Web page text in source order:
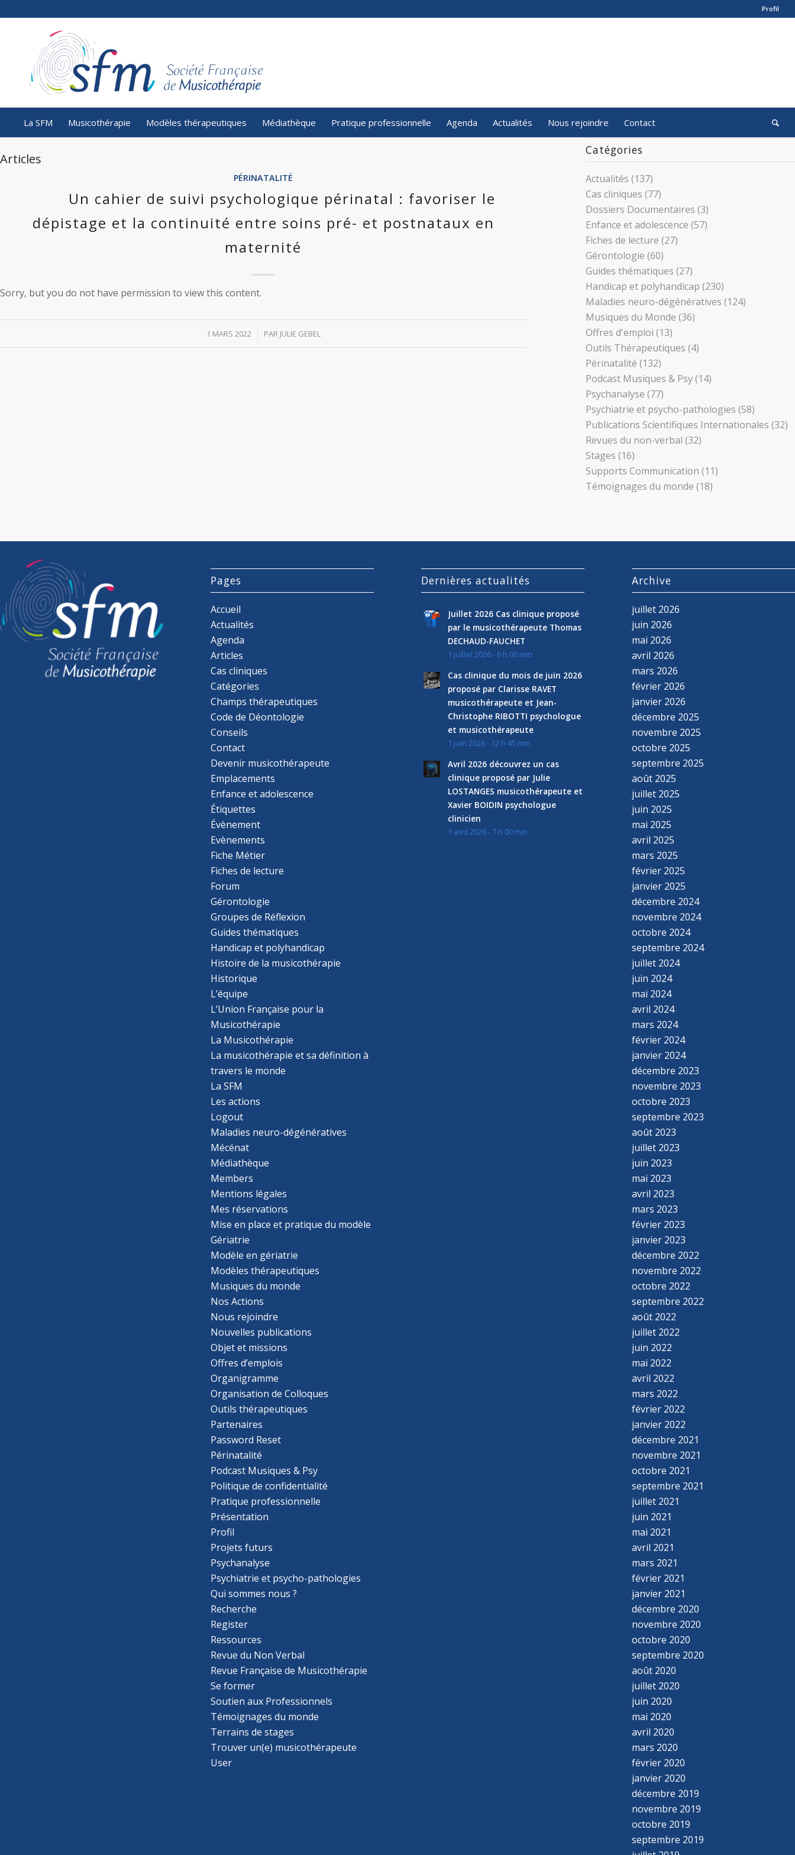
Profil
La SFM Musicothérapie Modèles thérapeutiques Médiathèque Pratique professionnelle Agenda Actualités Nous rejoindre Contact
Articles
PÉRINATALITÉ
Un cahier de suivi psychologique périnatal : favoriser le
dépistage et la continuité entre soins pré- et postnataux en
maternité
Sorry, but you do not have permission to view this content.
1 MARS 2022
/ PAR JULIE GEBEL
Catégories
Actualités (137)
Cas cliniques (77)
Dossiers Documentaires (3)
Enfance et adolescence (57)
Fiches de lecture (27)
Gérontologie (60)
Guides thématiques (27)
Handicap et polyhandicap (230)
Maladies neuro-dégénératives (124)
Musiques du Monde (36)
Offres d'emploi (13)
Outils Thérapeutiques (4)
Périnatalité (132)
Podcast Musiques & Psy(14)
Psychanalyse (77)
Psychiatrie et psycho-pathologies (58)
Publications Scientifiques Internationales (32)
Revues du non-verbal (32)
Stages (16)
Supports Communication (11)
Témoignages du monde (18)
Pages
Accueil
Actualités
Agenda
Articles
Cas cliniques
Catégories
Champs thérapeutiques
Code de Déontologie
Conseils
Contact
Devenir musicothérapeute
Emplacements
Enfance et adolescence
Étiquettes
Évènement
Evènements
Fiche Métier
Fiches de lecture
Forum
Gérontologie
Groupes de Réflexion
Guides thématiques
Handicap et polyhandicap
Histoire de la musicothérapie
Historique
L’équipe
L’Union Française pour la
Musicothérapie
La Musicothérapie
La musicothérapie et sa définition à
travers le monde
La SFM
Les actions
Logout
Maladies neuro-dégénératives
Mécénat
Médiathèque
Members
Mentions légales
Mes réservations
Mise en place et pratique du modèle
Gériatrie
Modèle en gériatrie
Modèles thérapeutiques
Musiques du monde
Nos Actions
Nous rejoindre
Nouvelles publications
Objet et missions
Offres d’emplois
Organigramme
Organisation de Colloques
Outils thérapeutiques
Partenaires
Password Reset
Périnatalité
Podcast Musiques & Psy
Politique de confidentialité
Pratique professionnelle
Présentation
Profil
Projets futurs
Psychanalyse
Psychiatrie et psycho-pathologies
Qui sommes nous ?
Recherche
Register
Ressources
Revue du Non Verbal
Revue Française de Musicothérapie
Se former
Soutien aux Professionnels
Témoignages du monde
Terrains de stages
Trouver un(e) musicothérapeute
User
Dernières actualités
Juillet 2026 Cas clinique proposé
par le musicothérapeute Thomas
DECHAUD-FAUCHET
1 juillet 2026 - 6 h 00 min
Cas clinique du mois de juin 2026
proposé par Clarisse RAVET
musicothérapeute et Jean-
Christophe RIBOTTI psychologue
et musicothérapeute
1 juin 2026 - 12 h 45 min
Avril 2026 découvrez un cas
clinique proposé par Julie
LOSTANGES musicothérapeute et
Xavier BOIDIN psychologue
clinicien
1 avril 2026 - 7 h 00 min
Archive
juillet 2026
juin 2026
mai 2026
avril 2026
mars 2026
février 2026
janvier 2026
décembre 2025
novembre 2025
octobre 2025
septembre 2025
août 2025
juillet 2025
juin 2025
mai 2025
avril 2025
mars 2025
février 2025
janvier 2025
décembre 2024
novembre 2024
octobre 2024
septembre 2024
juillet 2024
juin 2024
mai 2024
avril 2024
mars 2024
février 2024
janvier 2024
décembre 2023
novembre 2023
octobre 2023
septembre 2023
août 2023
juillet 2023
juin 2023
mai 2023
avril 2023
mars 2023
février 2023
janvier 2023
décembre 2022
novembre 2022
octobre 2022
septembre 2022
août 2022
juillet 2022
juin 2022
mai 2022
avril 2022
mars 2022
février 2022
janvier 2022
décembre 2021
novembre 2021
octobre 2021
septembre 2021
juillet 2021
juin 2021
mai 2021
avril 2021
mars 2021
février 2021
janvier 2021
décembre 2020
novembre 2020
octobre 2020
septembre 2020
août 2020
juillet 2020
juin 2020
mai 2020
avril 2020
mars 2020
février 2020
janvier 2020
décembre 2019
novembre 2019
octobre 2019
septembre 2019